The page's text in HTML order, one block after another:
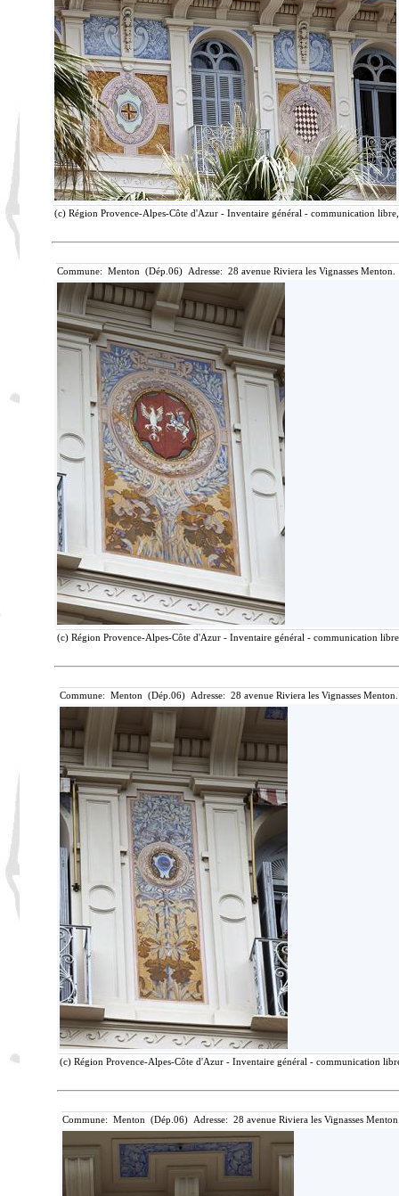
(c) Région Provence-Alpes-Côte d'Azur - Inventaire général - communication
Commune: Menton (Dép.06) Adresse: 28 avenue Riviera les Vignasses
(c) Région Provence-Alpes-Côte d'Azur - Inventaire général - communication
Commune: Menton (Dép.06) Adresse: 28 avenue Riviera les Vignasses
(c) Région Provence-Alpes-Côte d'Azur - Inventaire général - communication
Commune: Menton (Dép.06) Adresse: 28 avenue Riviera les Vignasses